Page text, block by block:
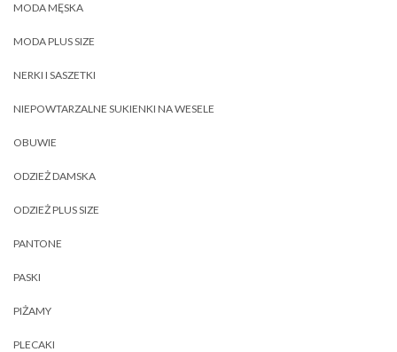
MODA MĘSKA
MODA PLUS SIZE
NERKI I SASZETKI
NIEPOWTARZALNE SUKIENKI NA WESELE
OBUWIE
ODZIEŻ DAMSKA
ODZIEŻ PLUS SIZE
PANTONE
PASKI
PIŻAMY
PLECAKI